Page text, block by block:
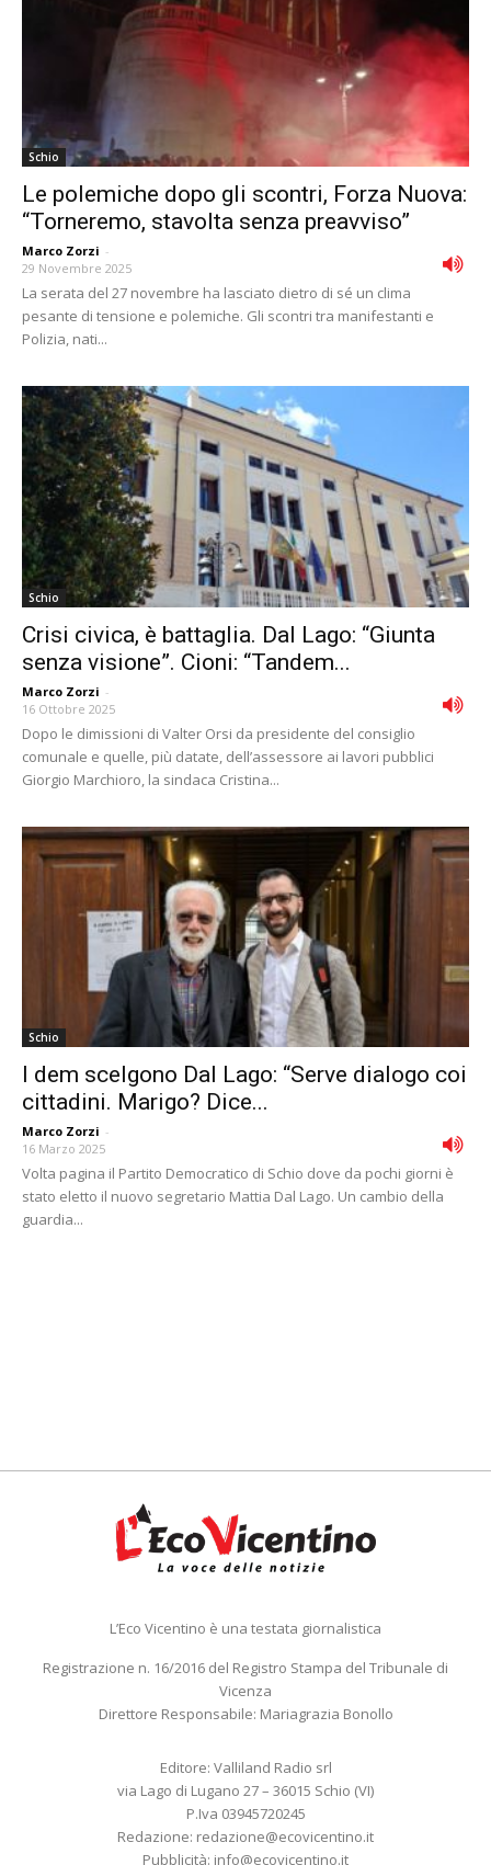
Schio
Le polemiche dopo gli scontri, Forza Nuova:
“Torneremo, stavolta senza preavviso”
Marco Zorzi -
29 Novembre 2025
La serata del 27 novembre ha lasciato dietro di sé un clima
pesante di tensione e polemiche. Gli scontri tra manifestanti e
Polizia, nati...
Schio
Crisi civica, è battaglia. Dal Lago: “Giunta
senza visione”. Cioni: “Tandem...
Marco Zorzi -
16 Ottobre 2025
Dopo le dimissioni di Valter Orsi da presidente del consiglio
comunale e quelle, più datate, dell’assessore ai lavori pubblici
Giorgio Marchioro, la sindaca Cristina...
Schio
I dem scelgono Dal Lago: “Serve dialogo coi
cittadini. Marigo? Dice...
Marco Zorzi -
16 Marzo 2025
Volta pagina il Partito Democratico di Schio dove da pochi giorni è
stato eletto il nuovo segretario Mattia Dal Lago. Un cambio della
guardia...
L’Eco Vicentino è una testata giornalistica
Registrazione n. 16/2016 del Registro Stampa del Tribunale di
Vicenza
Direttore Responsabile: Mariagrazia Bonollo
Editore: Valliland Radio srl
via Lago di Lugano 27 – 36015 Schio (VI)
P.Iva 03945720245
Redazione: redazione@ecovicentino.it
Pubblicità: info@ecovicentino.it